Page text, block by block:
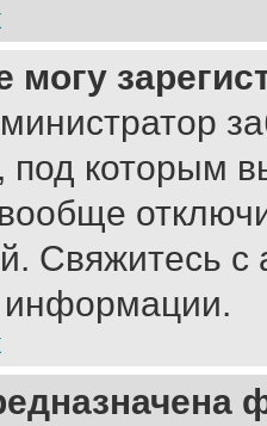
могу
под которым
Свяжитесь
информации.